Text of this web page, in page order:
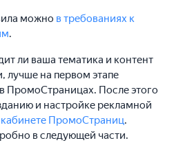
можно в требованиях к
.
ли ваша тематика и контент
лучше на первом этапе
ПромоСтраницах. После этого
и настройке рекламной
ПромоСтраниц.
в следующей части.